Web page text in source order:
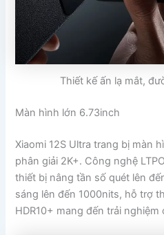
Thiết kế ấn lạ mắt,
Màn hình lớn 6.73inch
Xiaomi 12S Ultra trang bị màn
phân giải 2K+. Công nghệ
thiết bị nâng tần số quét lên
sáng lên đến 1000nits, hỗ trợ
HDR10+ mang đến trải nghiệm